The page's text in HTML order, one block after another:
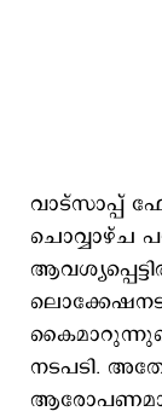
വാട്സാപ്പ്
ചൊവ്വാഴ്ച
നടപടി.